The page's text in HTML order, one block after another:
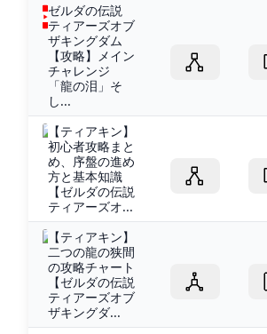
ゼルダの伝説
ティアーズオブ
ザキングダム
【攻略】メイン
チャレンジ
「龍の泪」そ
し...
【ティアキン】
初心者攻略まと
め、序盤の進め
方と基本知識
【ゼルダの伝説
ティアーズオ...
【ティアキン】
二つの龍の狭間
の攻略チャート
【ゼルダの伝説
ティアーズオブ
ザキングダ...